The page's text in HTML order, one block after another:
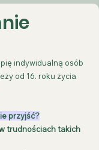
indywidualną osób
od 16. roku życia
przyjść?
trudnościach takich